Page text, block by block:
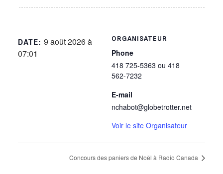
DATE:9 août 2026 à
07:01
ORGANISATEUR
Phone
418 725-5363 ou 418
562-7232
E-mail
nchabot@globetrotter.net
Voir le site Organisateur
Concours des paniers de Noël à Radio Canada